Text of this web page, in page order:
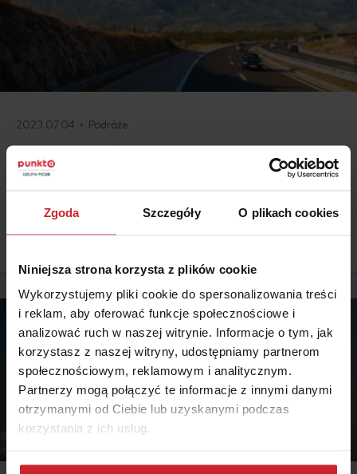
Zgoda Szczegóły O plikach cookies
Niniejsza strona korzysta z plików cookie
Wykorzystujemy pliki cookie do spersonalizowania treści
i reklam, aby oferować funkcje społecznościowe i
analizować ruch w naszej witrynie. Informacje o tym, jak
korzystasz z naszej witryny, udostępniamy partnerom
społecznościowym, reklamowym i analitycznym.
Partnerzy mogą połączyć te informacje z innymi danymi
otrzymanymi od Ciebie lub uzyskanymi podczas
korzystania z ich usług.
Dowiedz się więcej na temat tego, kim jesteśmy, jak
2023.07.04 • Podróże
Czy warto jechać samochodem do Chorwacji w 2023
roku?
Polaków. Do wyjazdu zachęcają piękne plaże, imponujące parki
narodowe, zabytki oraz bogata infrastruktura. Czy w 2023 roku
warto jechać do Chorwacji samochodem? Poznaj koszty oraz